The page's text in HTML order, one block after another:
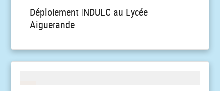
Déploiement INDULO au Lycée
Aiguerande